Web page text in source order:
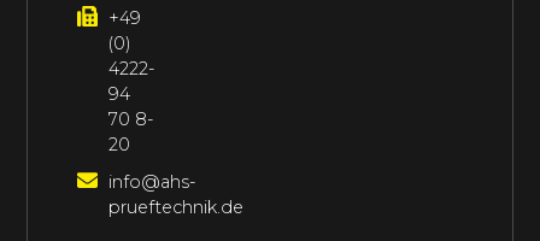
+49
(0)
4222-
94
70 8-
20
info@ahs-
prueftechnik.de